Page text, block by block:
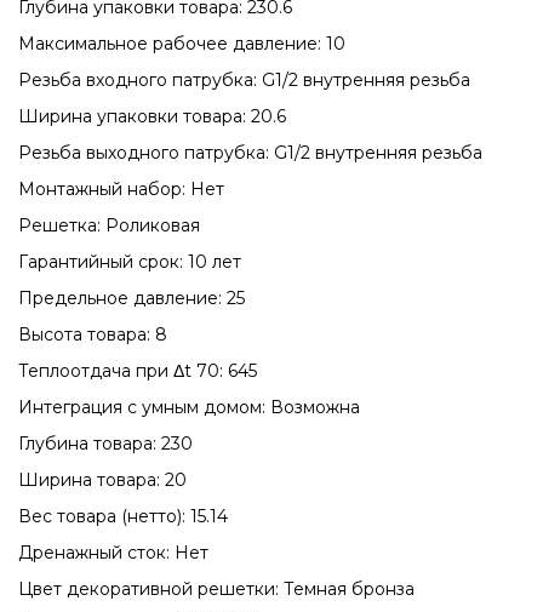
Глубина упаковки товара: 230.6
Максимальное рабочее давление: 10
Резьба входного патрубка: G1/2 внутренняя резьба
Ширина упаковки товара: 20.6
Резьба выходного патрубка: G1/2 внутренняя резьба
Монтажный набор: Нет
Решетка: Роликовая
Гарантийный срок: 10 лет
Предельное давление: 25
Высота товара: 8
Теплоотдача при Δt 70: 645
Интеграция с умным домом: Возможна
Глубина товара: 230
Ширина товара: 20
Вес товара (нетто): 15.14
Дренажный сток: Нет
Цвет декоративной решетки: Темная бронза